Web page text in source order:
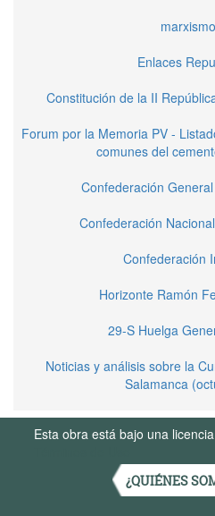
Enlaces
Constitución de la II
Forum por la Memoria PV -
comunes del
Confederación
Confederación
Confederación
Horizonte Ramón
29-S Huelga
Noticias y análisis sobre la
Salamanca
Esta obra está bajo una
¿QUIÉNES